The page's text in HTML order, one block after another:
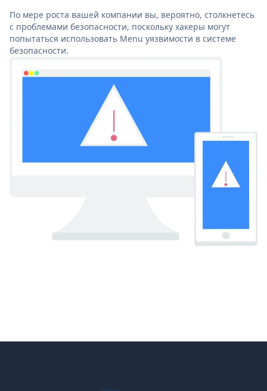
По мере роста вашей компании вы, вероятно, столкнетесь
с проблемами безопасности, поскольку хакеры могут
попытаться использовать Menu уязвимости в системе
безопасности.